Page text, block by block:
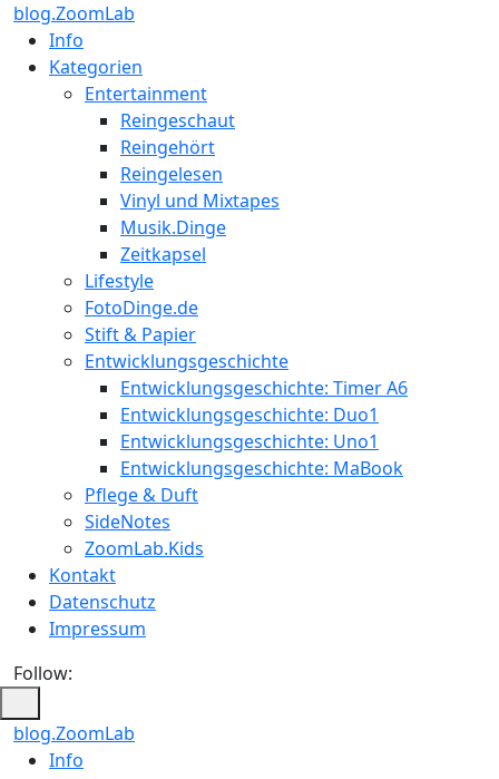
blog.ZoomLab
Info
Kategorien
Entertainment
Reingeschaut
Reingehört
Reingelesen
Vinyl und Mixtapes
Musik.Dinge
Zeitkapsel
Lifestyle
FotoDinge.de
Stift & Papier
Entwicklungsgeschichte
Entwicklungsgeschichte: Timer A6
Entwicklungsgeschichte: Duo1
Entwicklungsgeschichte: Uno1
Entwicklungsgeschichte: MaBook
Pflege & Duft
SideNotes
ZoomLab.Kids
Kontakt
Datenschutz
Impressum
Follow:
blog.ZoomLab
ZoomLab
Info